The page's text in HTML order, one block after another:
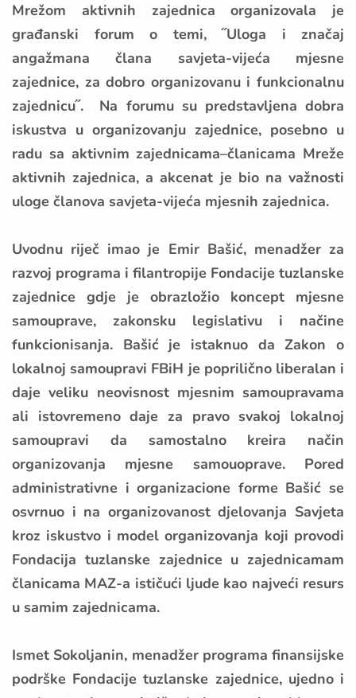
Mrežom aktivnih zajednica organizovala je
građanski forum o temi, ˝Uloga i značaj
angažmana člana savjeta-vijeća mjesne
zajednice, za dobro organizovanu i funkcionalnu
zajednicu˝. Na forumu su predstavljena dobra
iskustva u organizovanju zajednice, posebno u
radu sa aktivnim zajednicama–članicama Mreže
aktivnih zajednica, a akcenat je bio na važnosti
uloge članova savjeta-vijeća mjesnih zajednica.
Uvodnu riječ imao je Emir Bašić, menadžer za
razvoj programa i filantropije Fondacije tuzlanske
zajednice gdje je obrazložio koncept mjesne
samouprave, zakonsku legislativu i načine
funkcionisanja. Bašić je istaknuo da Zakon o
lokalnoj samoupravi FBiH je poprilično liberalan i
daje veliku neovisnost mjesnim samoupravama
ali istovremeno daje za pravo svakoj lokalnoj
samoupravi da samostalno kreira način
organizovanja mjesne samouoprave. Pored
administrativne i organizacione forme Bašić se
osvrnuo i na organizovanost djelovanja Savjeta
kroz iskustvo i model organizovanja koji provodi
Fondacija tuzlanske zajednice u zajednicamam
članicama MAZ-a ističući ljude kao najveći resurs
u samim zajednicama.
Ismet Sokoljanin, menadžer programa finansijske
podrške Fondacije tuzlanske zajednice, ujedno i